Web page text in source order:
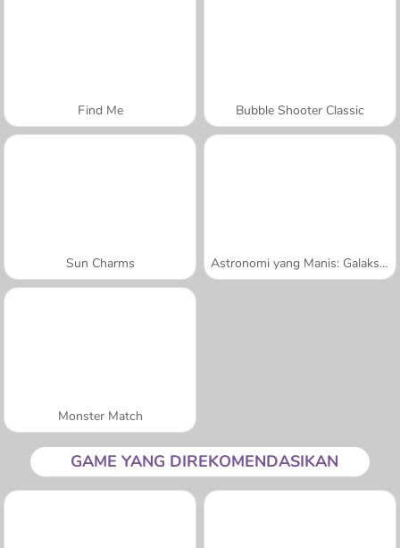
Find Me Bubble Shooter Classic
Sun Charms Astronomi yang Manis: Galaksi Donut
Monster Match
GAME YANG DIREKOMENDASIKAN